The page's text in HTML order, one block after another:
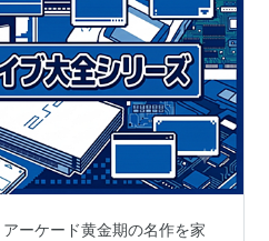
ーケード黄金期の名作を家